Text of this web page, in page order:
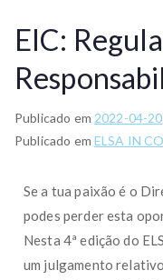
EIC:
Publicado em 2022-04-20
Publicado em ELSA IN
Se a tua paixão é o
podes perder esta
Nesta 4ª edição do
um julgamento